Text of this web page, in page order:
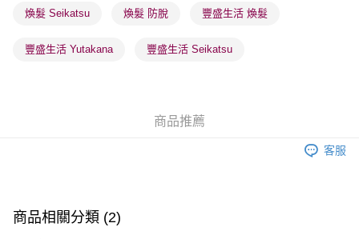
取。逾期會取消訂單，並不會安排重寄
取。逾期會取消訂單，並不會安排重寄
煥髮 Seikatsu 煥髮 防脫 豐盛生活 煥髮
豐盛生活 Yutakana 豐盛生活 Seikatsu
商品推薦
客服
商品相關分類 (2)